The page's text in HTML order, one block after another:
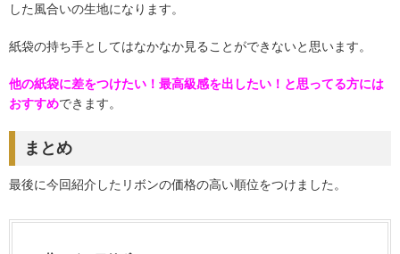
した風合いの生地になります。
紙袋の持ち手としてはなかなか見ることができないと思います。
他の紙袋に差をつけたい！最高級感を出したい！と思ってる方には
おすすめできます。
まとめ
最後に今回紹介したリボンの価格の高い順位をつけました。